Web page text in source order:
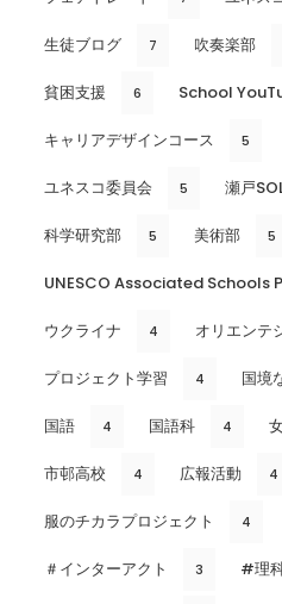
生徒ブログ 7 吹奏楽部
貧困支援 6 School
キャリアデザインコース 5
ユネスコ委員会 5 瀬戸
科学研究部 5 美術部 5
UNESCO Associated Schools
ウクライナ 4 オリエンテ
プロジェクト学習 4 国境
国語 4 国語科 4
市邨高校 4 広報活動 4
服のチカラプロジェクト 4
＃インターアクト 3 #理